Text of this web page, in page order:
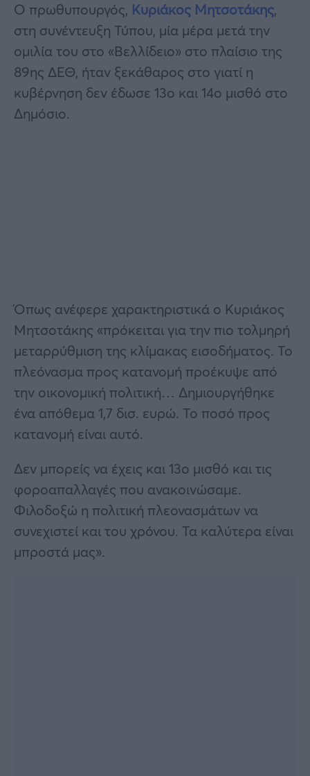
Ο πρωθυπουργός, Κυριάκος Μητσοτάκης,
στη συνέντευξη Τύπου, μία μέρα μετά την
ομιλία του στο «Βελλίδειο» στο πλαίσιο της
89ης ΔΕΘ, ήταν ξεκάθαρος στο γιατί η
κυβέρνηση δεν έδωσε 13ο και 14ο μισθό στο
Δημόσιο.
Όπως ανέφερε χαρακτηριστικά ο Κυριάκος
Μητσοτάκης «πρόκειται για την πιο τολμηρή
μεταρρύθμιση της κλίμακας εισοδήματος. Το
πλεόνασμα προς κατανομή προέκυψε από
την οικονομική πολιτική… Δημιουργήθηκε
ένα απόθεμα 1,7 δισ. ευρώ. Το ποσό προς
κατανομή είναι αυτό.
Δεν μπορείς να έχεις και 13ο μισθό και τις
φοροαπαλλαγές που ανακοινώσαμε.
Φιλοδοξώ η πολιτική πλεονασμάτων να
συνεχιστεί και του χρόνου. Τα καλύτερα είναι
μπροστά μας».